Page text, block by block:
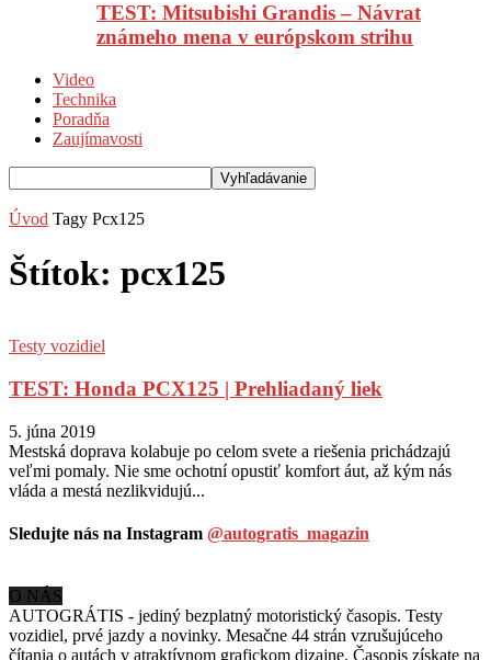
TEST: Mitsubishi Grandis – Návrat
známeho mena v európskom strihu
Video
Technika
Poradňa
Zaujímavosti
Úvod Tagy Pcx125
Štítok: pcx125
Testy vozidiel
TEST: Honda PCX125 | Prehliadaný liek
5. júna 2019
Mestská doprava kolabuje po celom svete a riešenia prichádzajú
veľmi pomaly. Nie sme ochotní opustiť komfort áut, až kým nás
vláda a mestá nezlikvidujú...
Sledujte nás na Instagram @autogratis_magazin
O NÁS
AUTOGRÁTIS - jediný bezplatný motoristický časopis. Testy
vozidiel, prvé jazdy a novinky. Mesačne 44 strán vzrušujúceho
čítania o autách v atraktívnom grafickom dizajne. Časopis získate na